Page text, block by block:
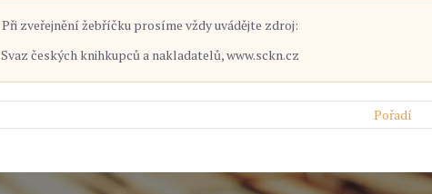
Při zveřejnění žebříčku prosíme vždy uvádějte zdroj:
Svaz českých knihkupců a nakladatelů, www.sckn.cz
Pořadí